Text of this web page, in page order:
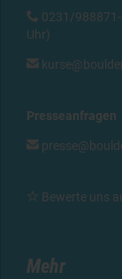
 0231/
Uhr)

Presseanfragen

 Bewerte uns
Mehr